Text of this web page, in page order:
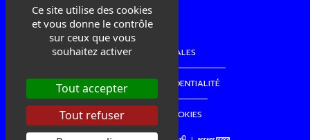
Ce site utilise des cookies
et vous donne le contrôle
sur ceux que vous
souhaitez activer
Tout accepter
Tout refuser
LA MUSIQUE
MENTIONS LÉGALES
POLITIQUE DE CONFIDENTIALITÉ
GESTION DES COOKIES